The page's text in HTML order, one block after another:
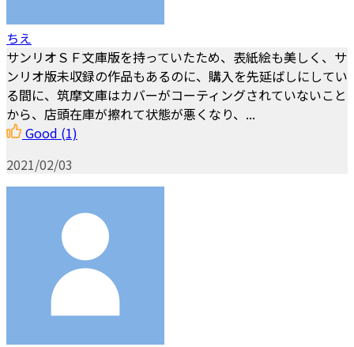
ちえ
サンリオＳＦ文庫版を持っていたため、表紙絵も美しく、サ
ンリオ版未収録の作品もあるのに、購入を先延ばしにしてい
る間に、筑摩文庫はカバーがコーティングされていないこと
から、店頭在庫が擦れて状態が悪くなり、...
Good (1)
2021/02/03